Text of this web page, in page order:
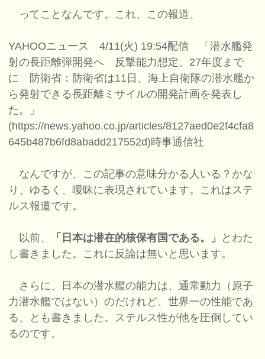
ってことなんです。これ、この報道、
YAHOOニュース 4/11(火) 19:54配信 「潜水艦発
射の長距離弾開発へ 反撃能力想定、27年度まで
に 防衛省：防衛省は11日、海上自衛隊の潜水艦か
ら発射できる長距離ミサイルの開発計画を発表し
た。」
(https://news.yahoo.co.jp/articles/8127aed0e2f4cfa8
645b487b6fd8abadd217552d)時事通信社
なんですが、この記事の意味分かる人いる？かな
り、ゆるく、曖昧に表現されています。これはステ
ルス報道です。
以前、 「日本は潜在的核保有国である。」
とわた
し書きました。これに反論は無いと思います。
さらに、日本の潜水艦の能力は、通常動力（原子
力潜水艦ではない）のだけれど、世界一の性能であ
る、とも書きました。ステルス性が他を圧倒してい
るのです。